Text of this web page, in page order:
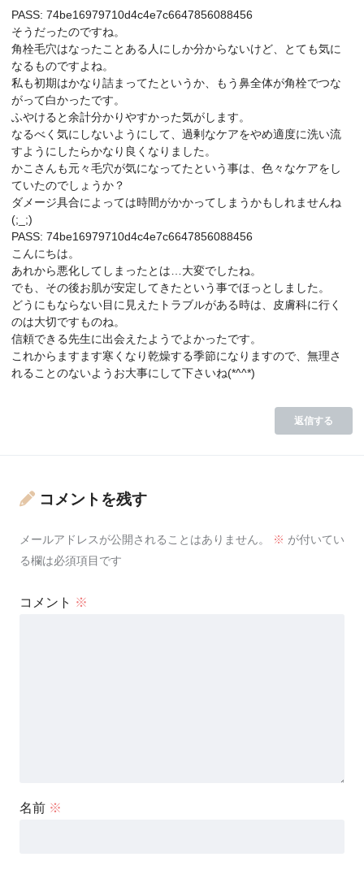
PASS: 74be16979710d4c4e7c6647856088456
そうだったのですね。
角栓毛穴はなったことある人にしか分からないけど、とても気に
なるものですよね。
私も初期はかなり詰まってたというか、もう鼻全体が角栓でつな
がって白かったです。
ふやけると余計分かりやすかった気がします。
なるべく気にしないようにして、過剰なケアをやめ適度に洗い流
すようにしたらかなり良くなりました。
かこさんも元々毛穴が気になってたという事は、色々なケアをし
ていたのでしょうか？
ダメージ具合によっては時間がかかってしまうかもしれませんね
(;_;)
PASS: 74be16979710d4c4e7c6647856088456
こんにちは。
あれから悪化してしまったとは…大変でしたね。
でも、その後お肌が安定してきたという事でほっとしました。
どうにもならない目に見えたトラブルがある時は、皮膚科に行く
のは大切ですものね。
信頼できる先生に出会えたようでよかったです。
これからますます寒くなり乾燥する季節になりますので、無理さ
れることのないようお大事にして下さいね(*^^*)
返信する
コメントを残す
メールアドレスが公開されることはありません。 ※ が付いてい
る欄は必須項目です
コメント ※
名前 ※